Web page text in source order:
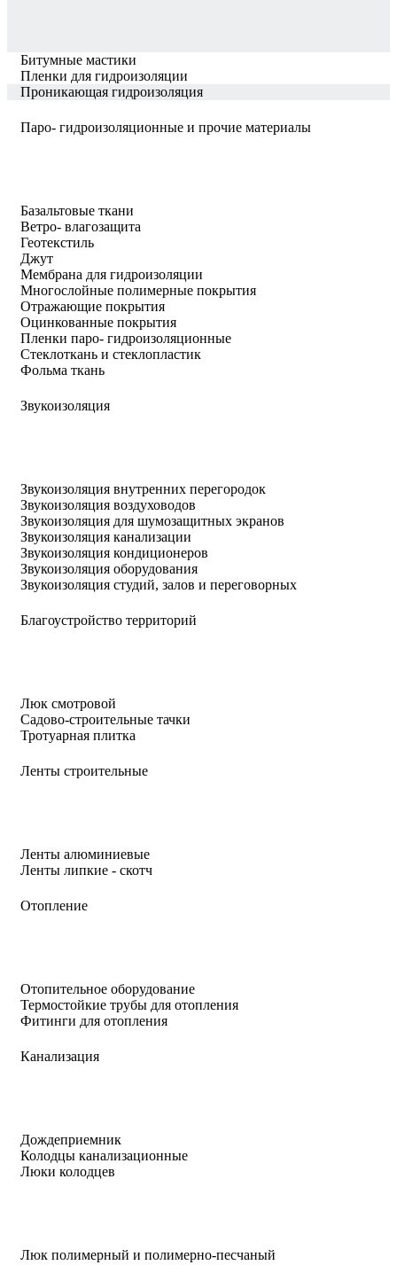
Битумные мастики
Пленки для гидроизоляции
Проникающая гидроизоляция
Паро- гидроизоляционные и прочие материалы
Базальтовые ткани
Ветро- влагозащита
Геотекстиль
Джут
Мембрана для гидроизоляции
Многослойные полимерные покрытия
Отражающие покрытия
Оцинкованные покрытия
Пленки паро- гидроизоляционные
Стеклоткань и стеклопластик
Фольма ткань
Звукоизоляция
Звукоизоляция внутренних перегородок
Звукоизоляция воздуховодов
Звукоизоляция для шумозащитных экранов
Звукоизоляция канализации
Звукоизоляция кондиционеров
Звукоизоляция оборудования
Звукоизоляция студий, залов и переговорных
Благоустройство территорий
Люк смотровой
Садово-строительные тачки
Тротуарная плитка
Ленты строительные
Ленты алюминиевые
Ленты липкие - скотч
Отопление
Отопительное оборудование
Термостойкие трубы для отопления
Фитинги для отопления
Канализация
Дождеприемник
Колодцы канализационные
Люки колодцев
Люк полимерный и полимерно-песчаный